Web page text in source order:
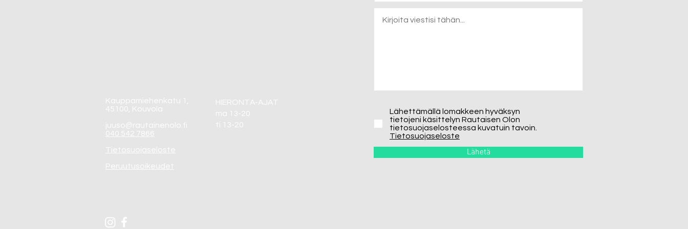
Kauppamiehenkatu 1,
45100, Kouvola
juuso@rautainenolo.fi
040 542 7866
Tietosuojaseloste
Peruutusoikeudet
HIERONTA-AJAT
ma 13-20
ti 13-20
Lähettämällä lomakkeen hyväksyn
tietojeni käsittelyn Rautaisen Olon
tietosuojaselosteessa kuvatuin tavoin.
Tietosuojaseloste
Lähetä